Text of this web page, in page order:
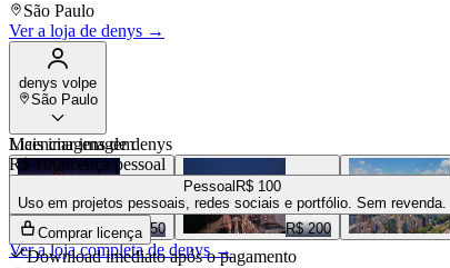
São Paulo
Ver a loja de denys →
denys volpe
São Paulo
Mais imagens dedenys
R$ 150 R$ 200
Ver a loja completa de denys→
Licenciar imagem
R$ 100licença pessoal
Pessoal R$ 100
Uso em projetos pessoais, redes sociais e portfólio. Sem revenda.
Comprar licença
Download imediato após o pagamento